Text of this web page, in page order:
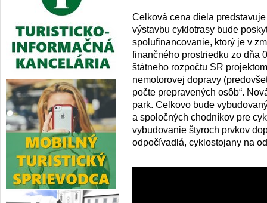
Celková cena diela
výstavbu cyklotrasy bude
spolufinancovanie, ktorý je v
finančného prostriedku zo dňa
štátneho rozpočtu SR
nemotorovej dopravy
počte prepravených osôb“.
park. Celkovo bude
a spoločných chodníkov pre
vybudovanie štyroch prvkov
odpočívadlá, cyklostojany na